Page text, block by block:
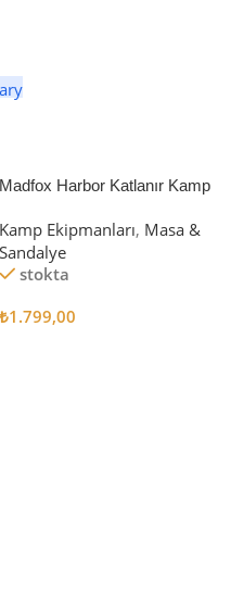
Madfox Harbor Katlanır Kamp
Kamp Ekipmanları, Masa &
Sandalye
stokta
₺1.799,00